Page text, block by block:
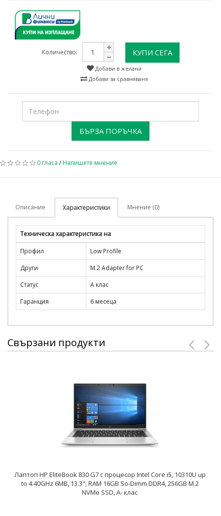
Количество: КУПИ СЕГА
Добави в желани
Добави за сравняване
БЪРЗА ПОРЪЧКА
0 гласа /Напишете мнение
Описание Характеристики Мнение (0)
Техническа характеристика на
Профил
Low Profile
Други
M.2 Adapter for PC
Статус
А клас
Гаранция
6 месеца
Свързани продукти
Лаптоп HP EliteBook 830 G7 с процесор Intel Core i5, 10310U up
to 4.40GHz 6MB, 13.3", RAM 16GB So-Dimm DDR4, 256GB M.2
NVMe SSD, A- клас